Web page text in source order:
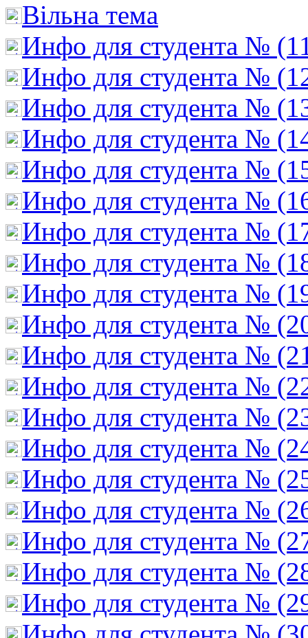
Вільна тема
Инфо для студента №
Инфо для студента №
Инфо для студента №
Инфо для студента №
Инфо для студента №
Инфо для студента №
Инфо для студента №
Инфо для студента №
Инфо для студента №
Инфо для студента №
Инфо для студента №
Инфо для студента №
Инфо для студента №
Инфо для студента №
Инфо для студента №
Инфо для студента №
Инфо для студента №
Инфо для студента №
Инфо для студента №